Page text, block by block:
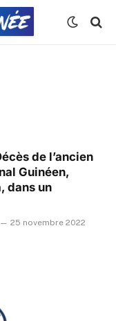
de l’ancien
Guinéen,
dans un
25 novembre 2022